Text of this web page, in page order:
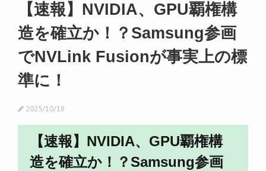
【速報】NVIDIA、GPU覇権構
造を確立か！？Samsung参画
でNVLink Fusionが事実上の標
準に！
2025/10/18
【速報】NVIDIA、GPU覇権構
造を確立か！？Samsung参画